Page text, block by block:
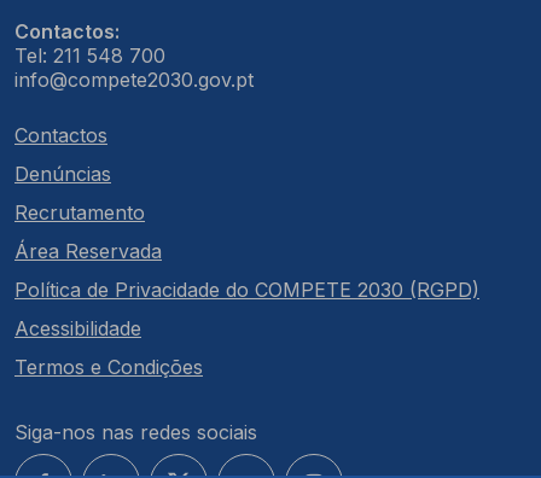
Contactos:
Tel: 211 548 700
info@compete2030.gov.pt
Contactos
Denúncias
Recrutamento
Área Reservada
Política de Privacidade do COMPETE 2030 (RGPD)
Acessibilidade
Termos e Condições
Siga-nos nas redes sociais